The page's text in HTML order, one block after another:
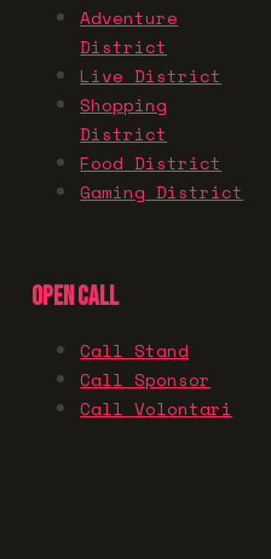
Adventure
District
Live District
Shopping
District
Food District
Gaming District
OPEN CALL
Call Stand
Call Sponsor
Call Volontari